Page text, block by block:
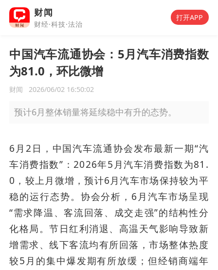
财闻
财经·科技·法治
打开APP
中国汽车流通协会：5月汽车消费指数
为81.0，环比微增
财闻 2026/06/02 16:50:02
预计6月整体销量将延续稳中有升的态势。
6月2日，中国汽车流通协会发布最新一期“汽
车消费指数”：2026年5月汽车消费指数为81.
0，较上月微增，预计6月汽车市场保持较为平
稳的运行态势。协会分析，6月汽车市场呈现
“需求降温、客流回落、成交走强”的结构性分
化格局。节日红利消退、高温天气影响导致新
增需求、线下客流均有所回落，市场整体热度
较5月的集中爆发期有所放缓；但经销商端年